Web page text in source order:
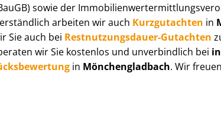
sowie der
arbeiten wir auch Kurzgutachten in
Sie auch bei Rest­nut­zungs­dau­er-Gutachten
wir Sie kostenlos und unverbindlich bei
in Mönchengladbach. Wir